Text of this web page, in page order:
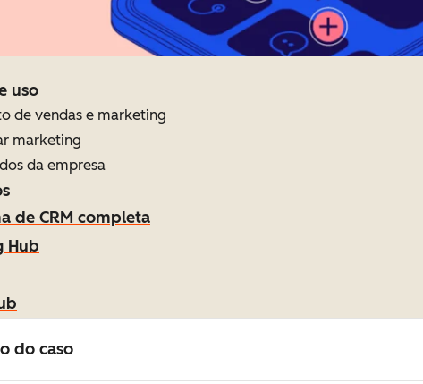
uso
de vendas e marketing
marketing
da empresa
de CRM completa
Hub
do caso